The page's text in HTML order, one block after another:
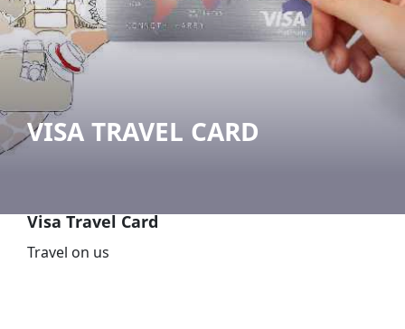
VISA TRAVEL CARD
Visa Travel Card
Travel on us